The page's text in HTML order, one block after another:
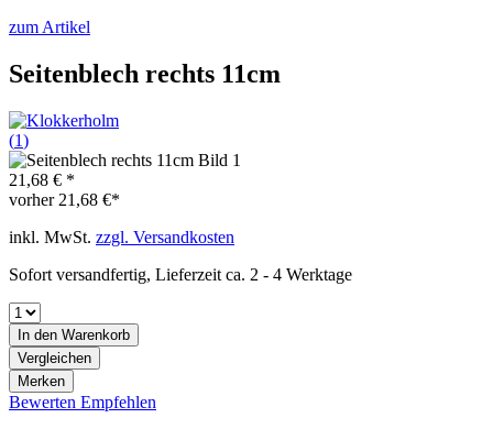
zum Artikel
Seitenblech rechts 11cm
(1)
21,68 € *
vorher 21,68 €*
inkl. MwSt. zzgl. Versandkosten
Sofort versandfertig, Lieferzeit ca. 2 - 4 Werktage
In den Warenkorb
Vergleichen
Merken
Bewerten Empfehlen